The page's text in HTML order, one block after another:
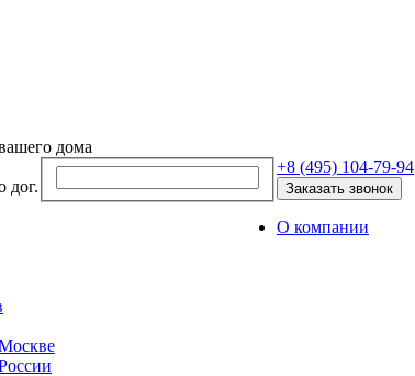
дома
дог.
+8 (495) 104-79-94
Заказать звонок
О компании